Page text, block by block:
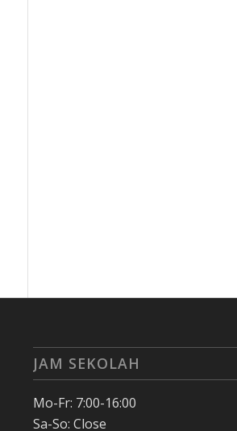
JAM SEKOLAH
Mo-Fr: 7:00-16:00
Sa-So: Close